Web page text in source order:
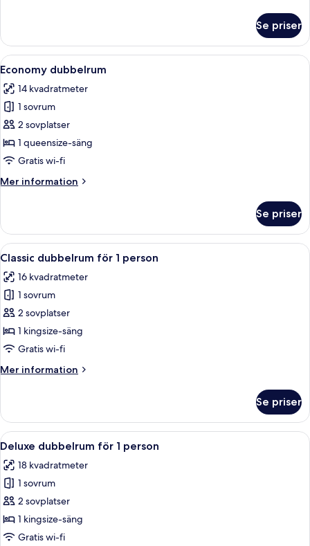
dubbelrum
Se priser
Öppna
alla
foton
för
Economy
dubbelrum
Ett modernt sovrum med en säng,
4
Economy dubbelrum
14 kvadratmeter
1 sovrum
2 sovplatser
1 queensize-säng
Gratis wi-fi
Mer information
Mer
dubbelrum
Se priser
Öppna
alla
foton
för
Classic
dubbelrum
för
person
Ett sovrum med en säng, ett
5
Classic dubbelrum för 1 person
16 kvadratmeter
1 sovrum
2 sovplatser
1 kingsize-säng
Gratis wi-fi
Mer information
Mer
dubbelrum
för
1
Se priser
Öppna
alla
foton
för
Deluxe
dubbelrum
för
Ett modernt hotellrum med en stor
4
Deluxe dubbelrum för 1 person
18 kvadratmeter
1 sovrum
2 sovplatser
1 kingsize-säng
Gratis wi-fi